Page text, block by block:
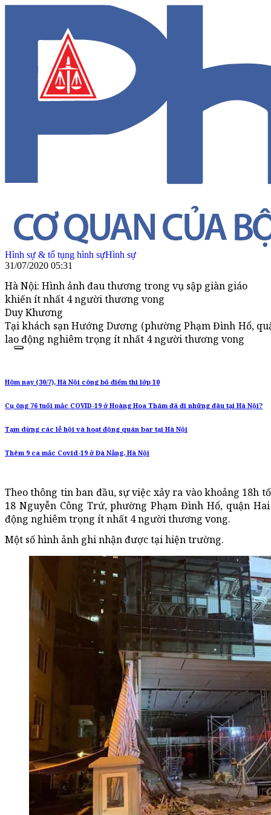
Hình sự & tố tụng hình sựHình sự
31/07/2020 05:31
Hà Nội: Hình ảnh đau thương trong vụ sập giàn giáo
khiến ít nhất 4 người thương vong
Duy Khương
Tại khách sạn Hướng Dương (phường Phạm Đình Hổ,
lao động nghiêm trọng ít nhất 4 người thương vong
Hôm nay (30/7), Hà Nội công bố điểm thi lớp 10
Cụ ông 76 tuổi mắc COVID-19 ở Hoàng Hoa Thám đã đi những đâu tại Hà Nội?
Tạm dừng các lễ hội và hoạt động quán bar tại Hà Nội
Thêm 9 ca mắc Covid-19 ở Đà Nẵng, Hà Nội
Theo thông tin ban đầu, sự việc xảy ra vào khoảng 18h
18 Nguyễn Công Trứ, phường Phạm Đình Hổ, quận
động nghiêm trọng ít nhất 4 người thương vong.
Một số hình ảnh ghi nhận được tại hiện trường.